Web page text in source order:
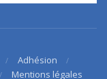
Adhésion
Mentions légales